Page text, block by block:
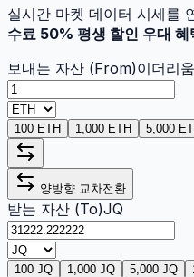
실시간 마켓 데이터 시세를
수료 50% 평생 할인 우대 혜
보내는 자산 (From)이더리움
100 ETH 1,000 ETH 5,000
양방향 교차전환
받는 자산 (To)JQ
100 JQ 1,000 JQ 5,000 JQ